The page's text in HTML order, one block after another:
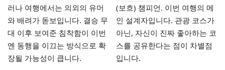
러나 여행에서는 의외의 유머
와 배려가 돋보입니다. 결승 무
대 이후 보여준 침착함이 이번
엔 동행을 이끄는 방식으로 확
장될 가능성이 큽니다.
(보흐) 챔피언. 이번 여행의 메
인 설계자입니다. 관광 코스가
아닌, 자신이 진짜 좋아하는 코
스를 공유한다는 점이 차별점
입니다.